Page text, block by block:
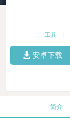
工具
安卓下载
简介